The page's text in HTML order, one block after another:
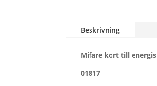
Beskrivning
Mifare kort till
01817